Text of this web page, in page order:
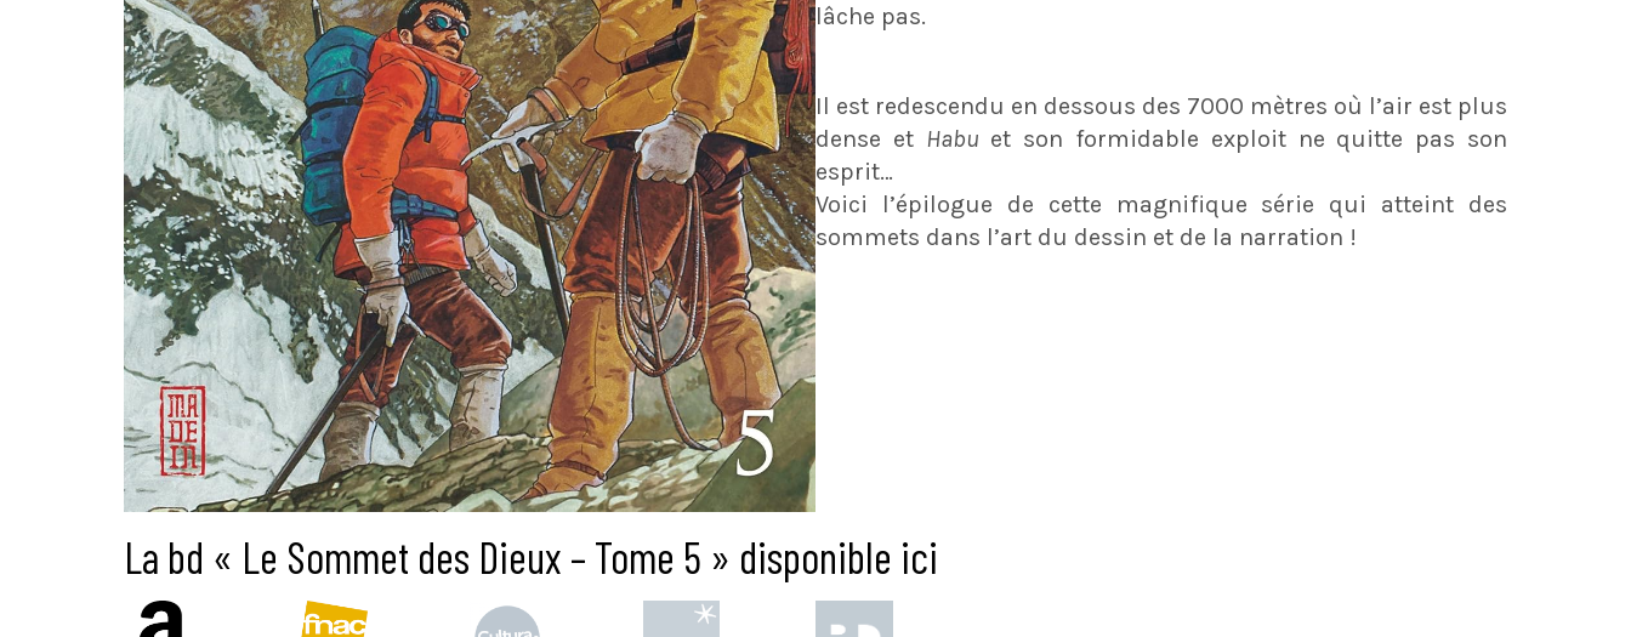
lâche pas.
Il est redescendu en dessous des 7000 mètres où l’air est plus
dense et Habu et son formidable exploit ne quitte pas son
esprit…
Voici l’épilogue de cette magnifique série qui atteint des
sommets dans l’art du dessin et de la narration !
La bd « Le Sommet des Dieux – Tome 5 » disponible ici